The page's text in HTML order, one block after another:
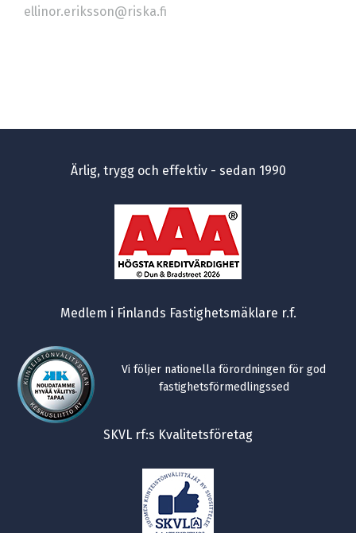
ellinor.eriksson@riska.fi
Ärlig, trygg och effektiv - sedan 1990
Medlem i Finlands Fastighetsmäklare r.f.
Vi följer nationella förordningen för god
fastighetsförmedlingssed
SKVL rf:s Kvalitetsföretag